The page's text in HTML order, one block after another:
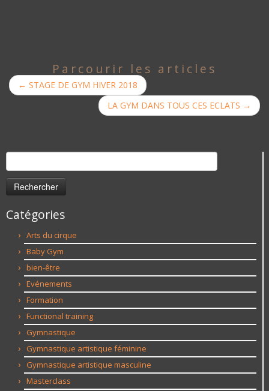
Parcourir les articles
← STAGE DE GYM HIVER 2018
LA GYM DANS TOUS CES ECLATS →
Rechercher :
Catégories
Arts du cirque
Baby Gym
bien-être
Evénements
Formation
Functional training
Gymnastique
Gymnastique artistique féminine
Gymnastique artistique masculine
Masterclass